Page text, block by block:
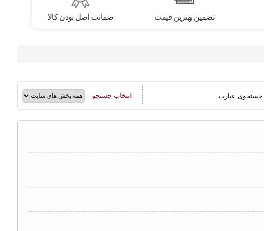
تضمین بهترین قیمت ضمانت اصل بودن کالا
جستجوی عبارت انتخاب جستجو